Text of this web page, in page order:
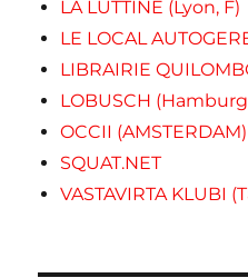
LA LUTTINE (Lyon, F)
LE LOCAL
LIBRAIRIE
LOBUSCH
OCCII (AMSTERDAM)
SQUAT.NET
VASTAVIRTA KLUBI